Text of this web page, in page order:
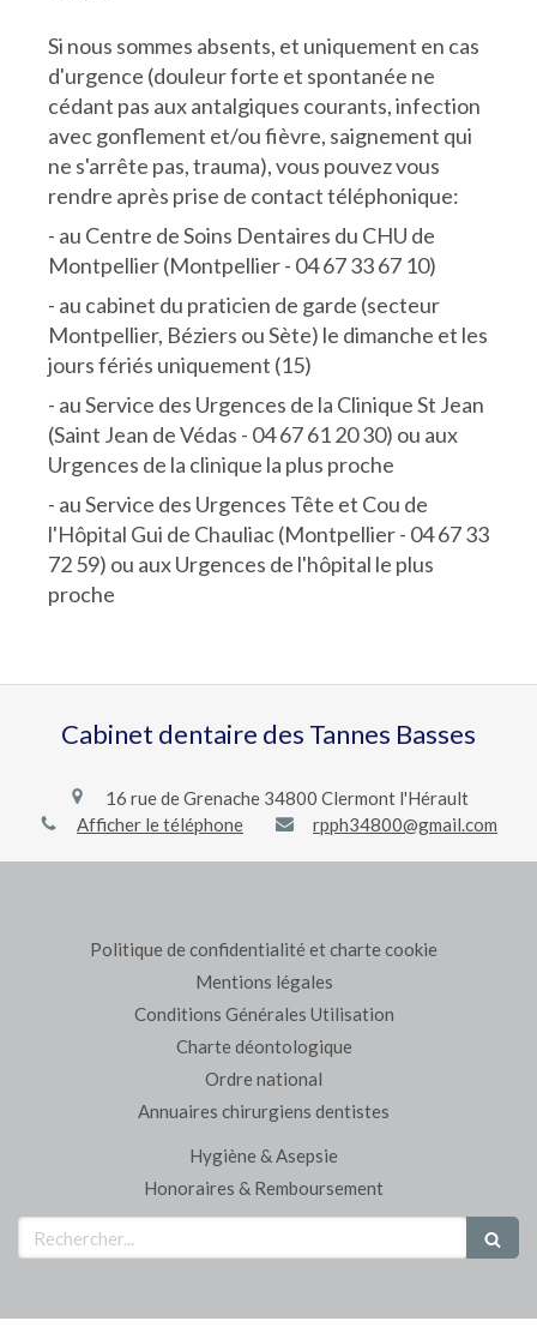
Si nous sommes absents, et uniquement en cas
d'urgence (douleur forte et spontanée ne
cédant pas aux antalgiques courants, infection
avec gonflement et/ou fièvre, saignement qui
ne s'arrête pas, trauma), vous pouvez vous
rendre après prise de contact téléphonique:
- au Centre de Soins Dentaires du CHU de
Montpellier (Montpellier - 04 67 33 67 10)
- au cabinet du praticien de garde (secteur
Montpellier, Béziers ou Sète) le dimanche et les
jours fériés uniquement (15)
- au Service des Urgences de la Clinique St Jean
(Saint Jean de Védas - 04 67 61 20 30) ou aux
Urgences de la clinique la plus proche
- au Service des Urgences Tête et Cou de
l'Hôpital Gui de Chauliac (Montpellier - 04 67 33
72 59) ou aux Urgences de l'hôpital le plus
proche
Cabinet dentaire des Tannes Basses
16 rue de Grenache 34800 Clermont l'Hérault
Afficher le téléphone
rpph34800@gmail.com
Politique de confidentialité et charte cookie
Mentions légales
Conditions Générales Utilisation
Charte déontologique
Ordre national
Annuaires chirurgiens dentistes
Hygiène & Asepsie
Honoraires & Remboursement
Rechercher